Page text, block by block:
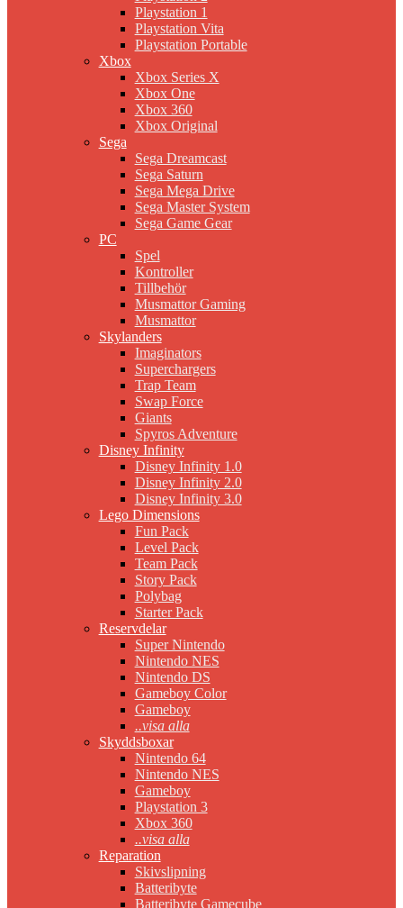
Playstation 1
Playstation Vita
Playstation Portable
Xbox
Xbox Series X
Xbox One
Xbox 360
Xbox Original
Sega
Sega Dreamcast
Sega Saturn
Sega Mega Drive
Sega Master System
Sega Game Gear
PC
Spel
Kontroller
Tillbehör
Musmattor Gaming
Musmattor
Skylanders
Imaginators
Superchargers
Trap Team
Swap Force
Giants
Spyros Adventure
Disney Infinity
Disney Infinity 1.0
Disney Infinity 2.0
Disney Infinity 3.0
Lego Dimensions
Fun Pack
Level Pack
Team Pack
Story Pack
Polybag
Starter Pack
Reservdelar
Super Nintendo
Nintendo NES
Nintendo DS
Gameboy Color
Gameboy
..visa alla
Skyddsboxar
Nintendo 64
Nintendo NES
Gameboy
Playstation 3
Xbox 360
..visa alla
Reparation
Skivslipning
Batteribyte
Batteribyte Gamecube